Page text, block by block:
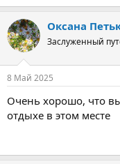
Оксана
Заслуженный
8 Май 2025
Очень хорошо, что
отдыхе в этом месте